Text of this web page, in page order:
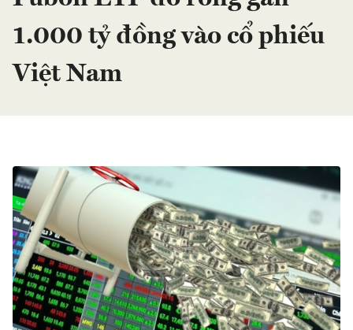
1.000 tỷ đồng vào cổ phiếu
Việt Nam